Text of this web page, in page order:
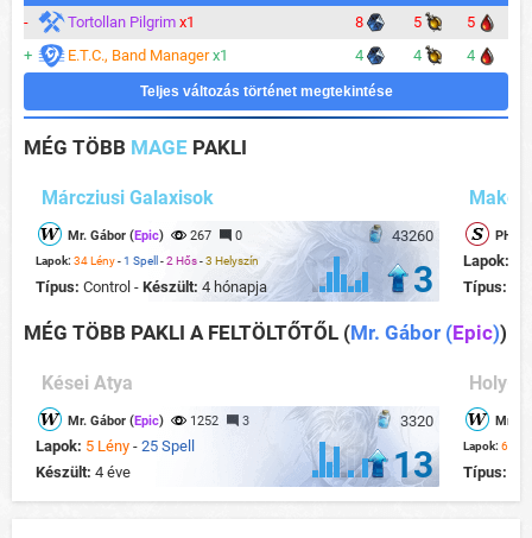
-
Tortollan Pilgrim x1 8 5
5
+
E.T.C., Band Manager x1 4 4 4
Teljes változás történet megtekintése
MÉG TÖBB MAGE PAKLI
Márcziusi Galaxisok
43260
Mr. Gábor (Epic) 267 0
Lapok: 34 Lény-1 Spell -2 Hős-3 Helyszín
Típus: Control - Készült: 4 hónapja 3
Make
Lapok:
Típus:
MÉG TÖBB PAKLI A FELTÖLTŐTŐL (Mr. Gábor (Epic))
Kései Atya
3320
Mr. Gábor (Epic) 1252 3
Lapok: 5 Lény - 25 Spell
Készült: 4 éve 13
Holy-
Mr.
Lapok: 6
Típus: